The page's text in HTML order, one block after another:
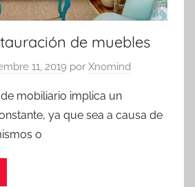
de muebles
11, 2019 por Xnomind
mobiliario implica un
ya que sea a causa de
o